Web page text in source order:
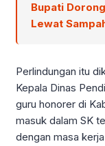
Bupati
Lewat
Perlindungan itu
Kepala Dinas
guru honorer di
masuk dalam SK
dengan masa